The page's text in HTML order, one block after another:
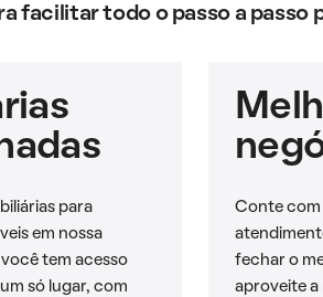
facilitar todo o passo a passo
para
em nossa
tem acesso
só lugar, com
Conte com
fechar o
aproveite a